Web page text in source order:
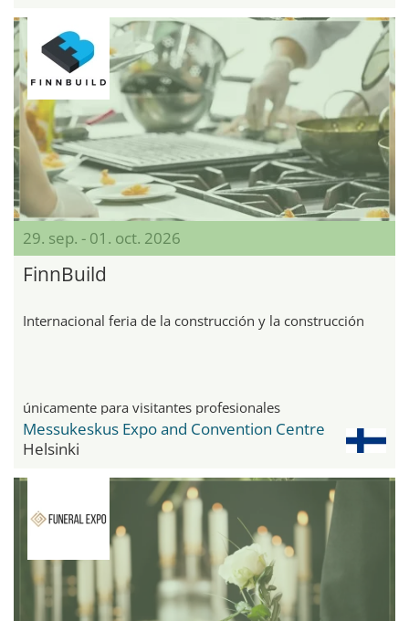
29. sep. - 01. oct. 2026
FinnBuild
Internacional feria de la construcción y la construcción
únicamente para visitantes profesionales
Messukeskus Expo and Convention Centre
Helsinki